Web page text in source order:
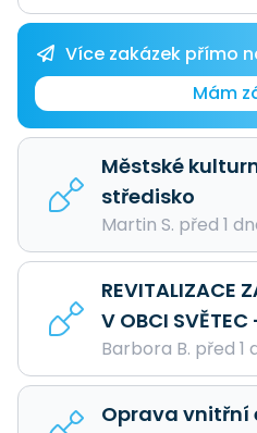
Více zakázek přímo
Mám
Městské
středisko
Martin S. před 1
REVITALIZACE
V OBCI
Barbora B. před 1
Oprava